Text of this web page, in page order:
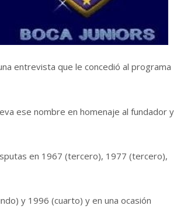
entrevista que le concedió al programa
ese nombre en homenaje al fundador y
en 1967 (tercero), 1977 (tercero),
y 1996 (cuarto) y en una ocasión